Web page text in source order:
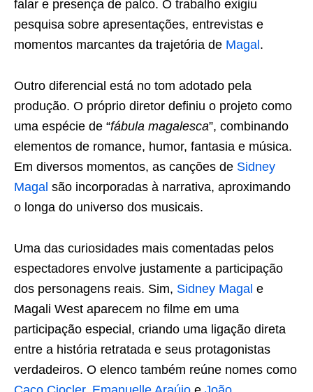
falar e presença de palco. O trabalho exigiu
pesquisa sobre apresentações, entrevistas e
momentos marcantes da trajetória de Magal .
Outro diferencial está no tom adotado pela
produção. O próprio diretor definiu o projeto como
uma espécie de “fábula magalesca”, combinando
elementos de romance, humor, fantasia e música.
Em diversos momentos, as canções de Sidney
Magal são incorporadas à narrativa, aproximando
o longa do universo dos musicais.
Uma das curiosidades mais comentadas pelos
espectadores envolve justamente a participação
dos personagens reais. Sim, Sidney Magal e
Magali West aparecem no filme em uma
participação especial, criando uma ligação direta
entre a história retratada e seus protagonistas
verdadeiros. O elenco também reúne nomes como